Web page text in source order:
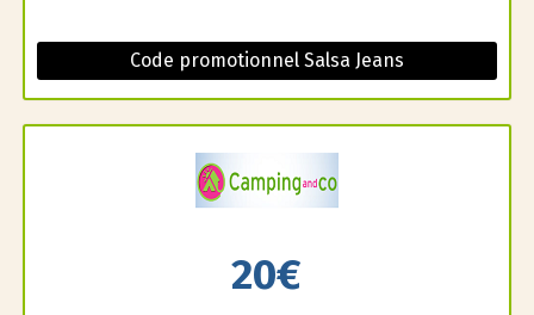
Code promotionnel Salsa Jeans
20€